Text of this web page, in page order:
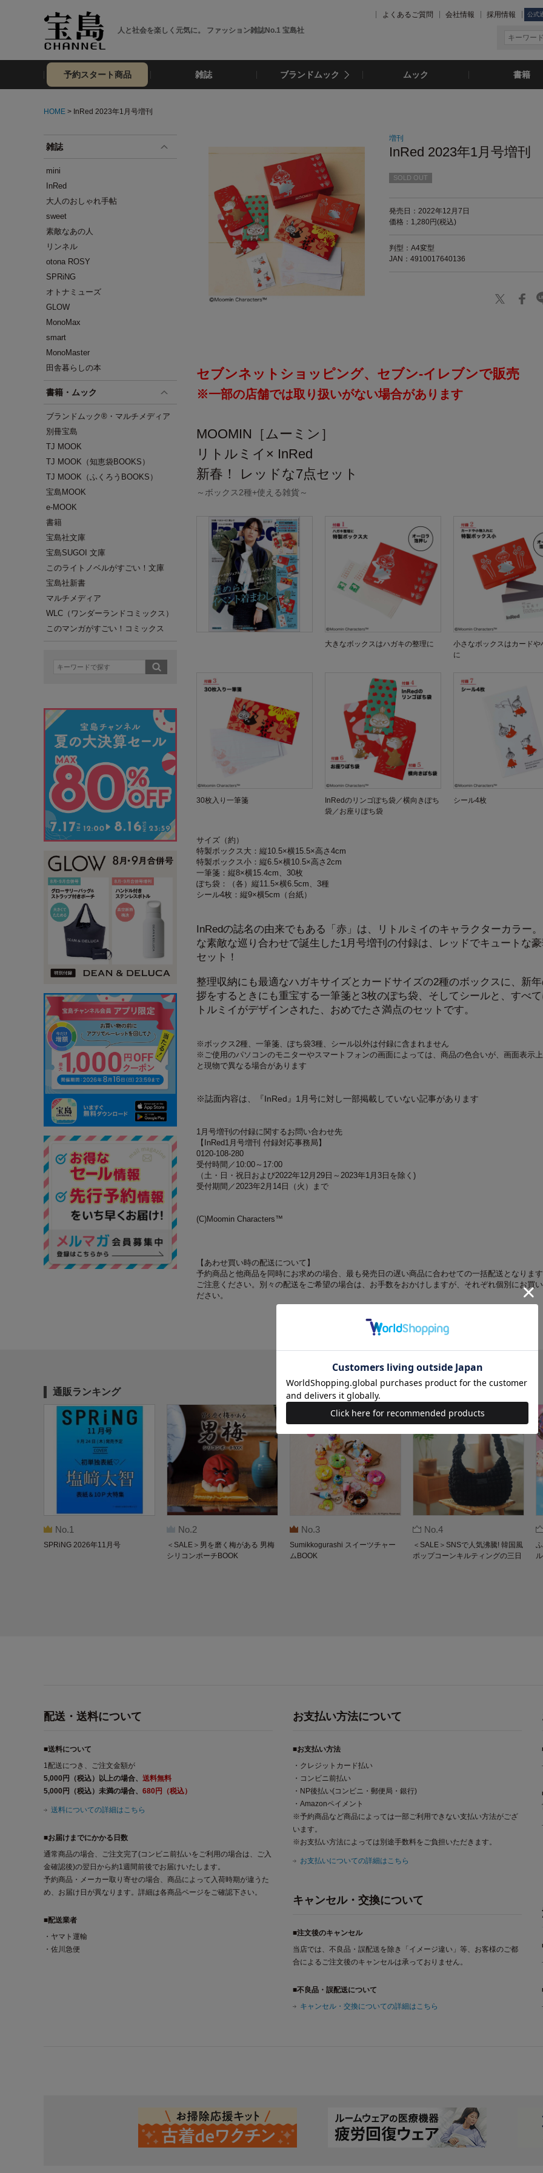
人と社会を楽しく元気に。 ファッション雑誌No.1 宝島社
よくあるご質問 会社情報 採用情報 公式
予約スタート商品 雑誌 ブランドムック ムック 書籍
HOME > InRed 2023年1月号増刊
雑誌
mini
InRed
大人のおしゃれ手帖
sweet
素敵なあの人
リンネル
otona ROSY
SPRiNG
オトナミューズ
GLOW
MonoMax
smart
MonoMaster
田舎暮らしの本
書籍・ムック
ブランドムック®・マルチメディア
別冊宝島
TJ MOOK
TJ MOOK（知恵袋BOOKS）
TJ MOOK（ふくろうBOOKS）
宝島MOOK
e-MOOK
書籍
宝島社文庫
宝島SUGOI 文庫
このライトノベルがすごい！文庫
宝島社新書
マルチメディア
WLC（ワンダーランドコミックス）
このマンガがすごい！コミックス
増刊
InRed 2023年1月号増刊
SOLD OUT
発売日：2022年12月7日
価格：1,280円(税込)
判型：A4変型
JAN：4910017640136
セブンネットショッピング、セブン‐イレブンで販売
※一部の店舗では取り扱いがない場合があります
MOOMIN［ムーミン］
リトルミイ× InRed
新春！ レッドな7点セット
～ボックス2種+使える雑貨～
大きなボックスはハガキの整理に
小さなボックスはカードや
に
30枚入り一筆箋
InRedのリンゴぽち袋／横向きぽち
袋／お座りぽち袋
シール4枚
サイズ（約）
特製ボックス大：縦10.5×横15.5×高さ4cm
特製ボックス小：縦6.5×横10.5×高さ2cm
一筆箋：縦8×横15.4cm、30枚
ぽち袋：（各）縦11.5×横6.5cm、3種
シール4枚：縦9×横5cm（台紙）
InRedの誌名の由来でもある「赤」は、リトルミイのキャラクターカラー
な素敵な巡り合わせで誕生した1月号増刊の付録は、レッドでキュートな豪
セット！
整理収納にも最適なハガキサイズとカードサイズの2種のボックスに、新
拶をするときにも重宝する一筆箋と3枚のぽち袋、そしてシールと、すべて
トルミイがデザインされた、おめでたさ満点のセットです。
※ボックス2種、一筆箋、ぽち袋3種、シール以外は付録に含まれません
※ご使用のパソコンのモニターやスマートフォンの画面によっては、商品の色合いが、画面表示
と現物で異なる場合があります
※誌面内容は、『InRed』1月号に対し一部掲載していない記事があります
1月号増刊の付録に関するお問い合わせ先
【InRed1月号増刊 付録対応事務局】
0120-108-280
受付時間／10:00～17:00
（土・日・祝日および2022年12月29日～2023年1月3日を除く)
受付期間／2023年2月14日（火）まで
(C)Moomin Characters™
【あわせ買い時の配送について】
予約商品と他商品を同時にお求めの場合、最も発売日の遅い商品に合わせての一括配送となります
ご注意ください。別々の配送をご希望の場合は、お手数をおかけしますが、それぞれ個別にお買い
ださい。
通販ランキング
No.1
SPRiNG 2026年11月号
No.2
＜SALE＞男を磨く梅がある 男梅
シリコンポーチBOOK
No.3
Sumikkogurashi スイーツチャー
ムBOOK
No.4
＜SALE＞SNSで人気沸騰! 韓国風
ポップコーンキルティングの三日
配送・送料について
■送料について
1配送につき、ご注文金額が
5,000円（税込）以上の場合、 送料無料
5,000円（税込）未満の場合、 680円（税込）
送料についての詳細はこちら
■お届けまでにかかる日数
通常商品の場合、ご注文完了(コンビニ前払いをご利用の場合は、ご入
金確認後)の翌日から約1週間前後でお届けいたします。
予約商品・メーカー取り寄せの場合、商品によって入荷時期が違うた
め、お届け日が異なります。詳細は各商品ページをご確認下さい。
■配送業者
・ヤマト運輸
・佐川急便
お支払い方法について
■お支払い方法
・クレジットカード払い
・コンビニ前払い
・NP後払い(コンビニ・郵便局・銀行)
・Amazonペイメント
※予約商品など商品によっては一部ご利用できない支払い方法がござ
います。
※お支払い方法によっては別途手数料をご負担いただきます。
お支払いについての詳細はこちら
キャンセル・交換について
■注文後のキャンセル
当店では、不良品・誤配送を除き「イメージ違い」等、お客様のご都
合によるご注文後のキャンセルは承っておりません。
■不良品・誤配送について
キャンセル・交換についての詳細はこちら